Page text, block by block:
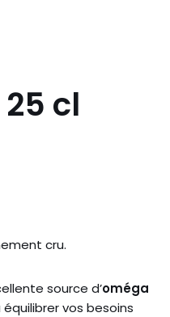
cl
cru.
source d’oméga
vos besoins